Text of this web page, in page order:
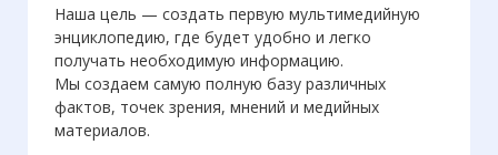
Наша цель — создать первую мультимедийную
энциклопедию, где будет удобно и легко
получать необходимую информацию.
Мы создаем самую полную базу различных
фактов, точек зрения, мнений и медийных
материалов.